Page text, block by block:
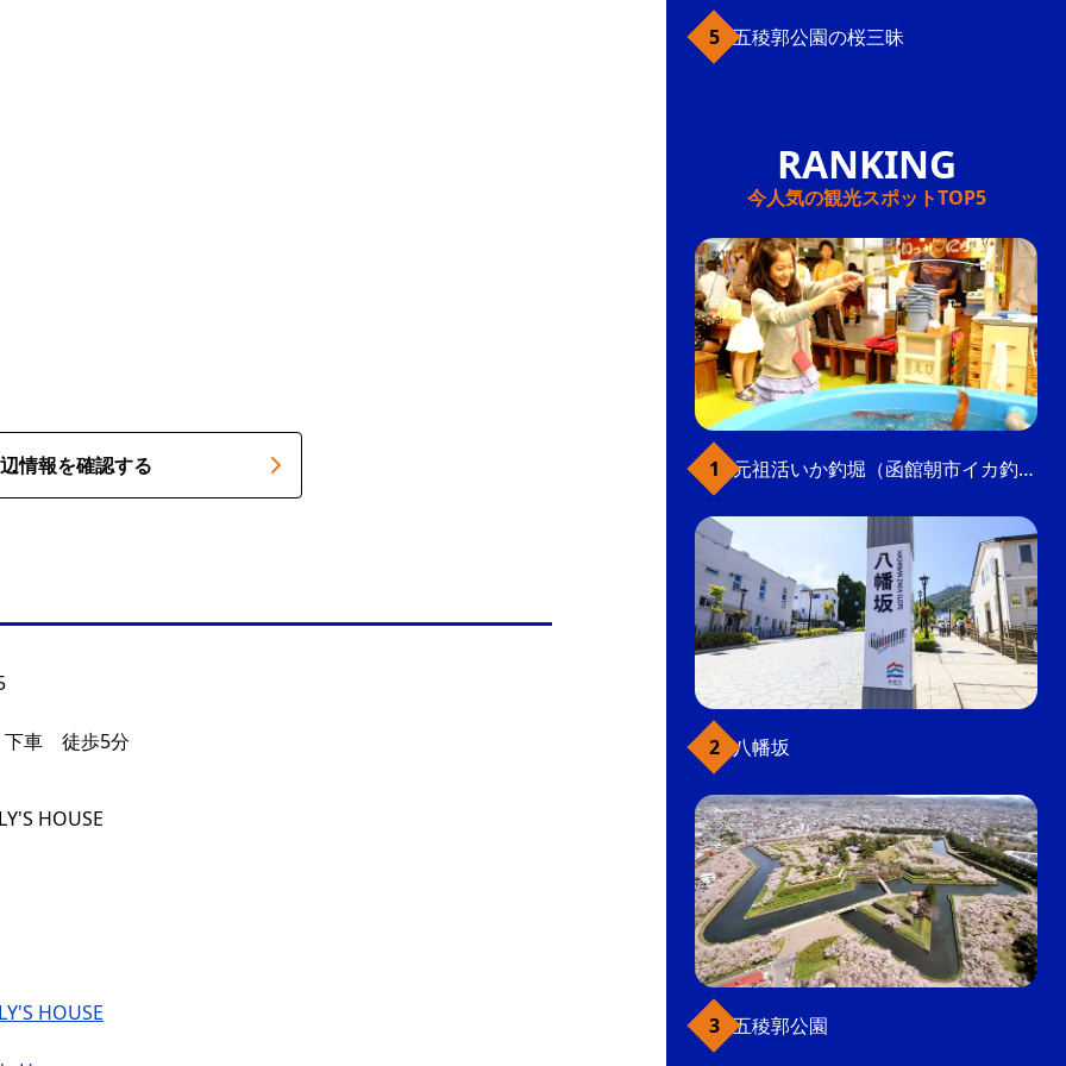
情報を確認する
下車 徒歩5分
HOUSE
HOUSE
五稜郭公園の桜三昧
今人気の観光スポットTOP5
元祖活いか釣堀（函館朝市イカ釣り体験）
八幡坂
五稜郭公園